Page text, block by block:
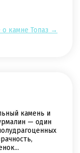
камне Топаз →
камень и
— один